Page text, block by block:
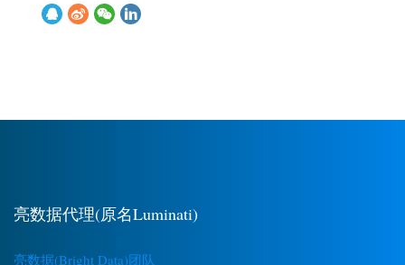
亮数据代理(原名Luminati)
亮数据(Bright Data)团队